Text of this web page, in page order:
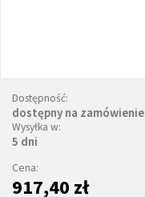
Dostępność:
dostępny na zamówienie
Wysyłka w:
5 dni
Cena:
917,40 zł